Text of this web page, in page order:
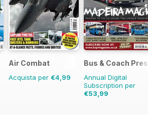
Air Combat
Acquista per €4,99
Bus & Coach
Annual Digital
Subscription per
€53,99